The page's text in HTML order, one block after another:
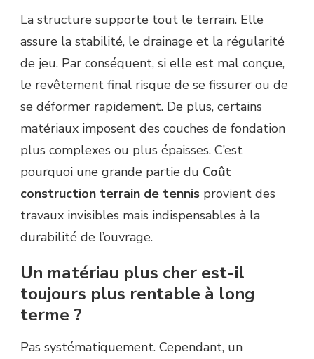
La structure supporte tout le terrain. Elle
assure la stabilité, le drainage et la régularité
de jeu. Par conséquent, si elle est mal conçue,
le revêtement final risque de se fissurer ou de
se déformer rapidement. De plus, certains
matériaux imposent des couches de fondation
plus complexes ou plus épaisses. C’est
pourquoi une grande partie du Coût
construction terrain de tennis provient des
travaux invisibles mais indispensables à la
durabilité de l’ouvrage.
Un matériau plus cher est-il
toujours plus rentable à long
terme ?
Pas systématiquement. Cependant, un